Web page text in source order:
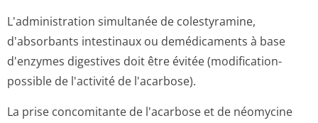
L'administration simultanée de colestyramine,
d'absorbants intestinaux ou demédicaments à base
d'enzymes digestives doit être évitée (modification­
possible de l'activité de l'acarbose).
La prise concomitante de l'acarbose et de néomycine